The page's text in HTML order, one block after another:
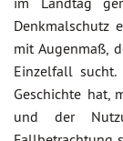
Denkmalschutz
mit Augenmaß,
Einzelfall sucht.
Geschichte hat,
und der